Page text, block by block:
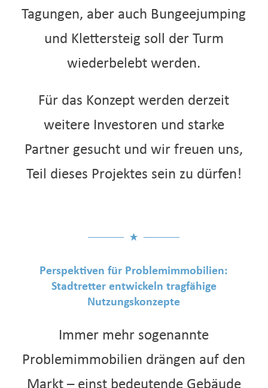
Tagungen, aber auch Bungeejumping
und Klettersteig soll der Turm
wiederbelebt werden.
Für das Konzept werden derzeit
weitere Investoren und starke
Partner gesucht und wir freuen uns,
Teil dieses Projektes sein zu dürfen!
Perspektiven für Problemimmobilien:
Stadtretter entwickeln tragfähige
Nutzungskonzepte
Immer mehr sogenannte
Problemimmobilien drängen auf den
Markt – einst bedeutende Gebäude